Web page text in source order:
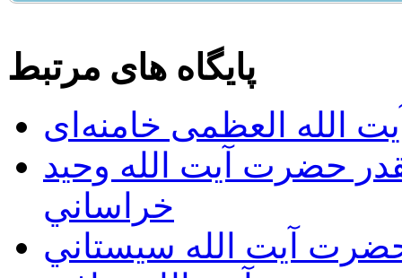
پایگاه های مرتبط
الله العظمی خامنه‌ای
حضرت آيت الله وحيد
خراساني
حضرت آيت الله سيستاني